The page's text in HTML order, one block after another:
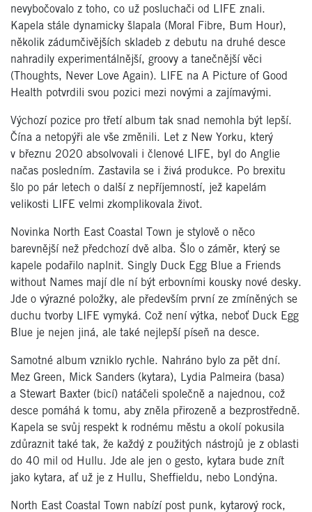
nevybočovalo z toho, co už posluchači od LIFE znali.
Kapela stále dynamicky šlapala (Moral Fibre, Bum Hour),
několik zádumčivějších skladeb z debutu na druhé desce
nahradily experimentálnější, groovy a tanečnější věci
(Thoughts, Never Love Again). LIFE na A Picture of Good
Health potvrdili svou pozici mezi novými a zajímavými.
Výchozí pozice pro třetí album tak snad nemohla být lepší.
Čína a netopýři ale vše změnili. Let z New Yorku, který
v březnu 2020 absolvovali i členové LIFE, byl do Anglie
načas posledním. Zastavila se i živá produkce. Po brexitu
šlo po pár letech o další z nepříjemností, jež kapelám
velikosti LIFE velmi zkomplikovala život.
Novinka North East Coastal Town je stylově o něco
barevnější než předchozí dvě alba. Šlo o záměr, který se
kapele podařilo naplnit. Singly Duck Egg Blue a Friends
without Names mají dle ní být erbovními kousky nové desky.
Jde o výrazné položky, ale především první ze zmíněných se
duchu tvorby LIFE vymyká. Což není výtka, neboť Duck Egg
Blue je nejen jiná, ale také nejlepší píseň na desce.
Samotné album vzniklo rychle. Nahráno bylo za pět dní.
Mez Green, Mick Sanders (kytara), Lydia Palmeira (basa)
a Stewart Baxter (bicí) natáčeli společně a najednou, což
desce pomáhá k tomu, aby zněla přirozeně a bezprostředně.
Kapela se svůj respekt k rodnému městu a okolí pokusila
zdůraznit také tak, že každý z použitých nástrojů je z oblasti
do 40 mil od Hullu. Jde ale jen o gesto, kytara bude znít
jako kytara, ať už je z Hullu, Sheffieldu, nebo Londýna.
North East Coastal Town nabízí post punk, kytarový rock,